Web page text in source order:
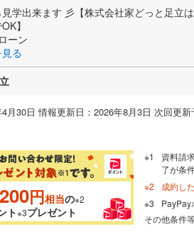
学出来ます 彡【株式会社家どっと足立
】
ーン
る
月30日 情報更新日：2026年8月3日 次回更
円相当の※2
ト※3プレゼント
資料請
了が条
成約し
PayPay
その他条件